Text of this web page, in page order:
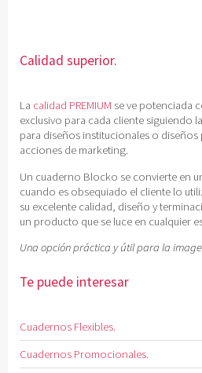
Calidad superior.
La calidad PREMIUM se ve potenciada
exclusivo para cada cliente siguiendo
para diseños institucionales o
acciones de marketing.
Un cuaderno Blocko se convierte en
cuando es obsequiado el cliente lo
su excelente calidad, diseño y
un producto que se luce en cualquier
Una opción práctica y útil para la
Te puede interesar
Cuadernos Flexibles.
Cuadernos Promocionales.